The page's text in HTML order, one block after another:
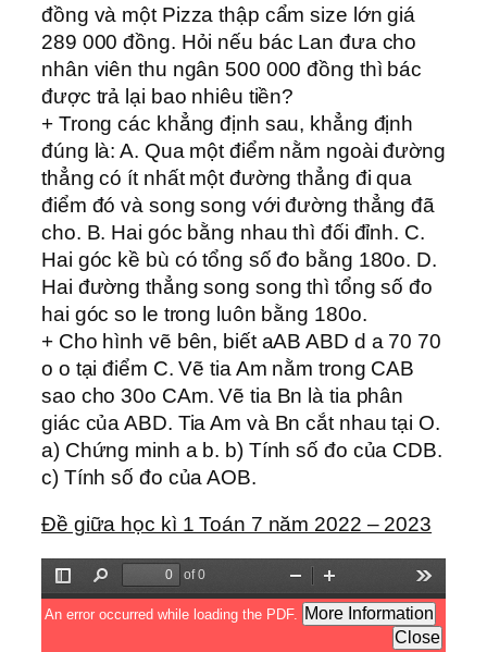
đồng và một Pizza thập cẩm size lớn giá
289 000 đồng. Hỏi nếu bác Lan đưa cho
nhân viên thu ngân 500 000 đồng thì bác
được trả lại bao nhiêu tiền?
+ Trong các khẳng định sau, khẳng định
đúng là: A. Qua một điểm nằm ngoài đường
thẳng có ít nhất một đường thẳng đi qua
điểm đó và song song với đường thẳng đã
cho. B. Hai góc bằng nhau thì đối đỉnh. C.
Hai góc kề bù có tổng số đo bằng 180o. D.
Hai đường thẳng song song thì tổng số đo
hai góc so le trong luôn bằng 180o.
+ Cho hình vẽ bên, biết aAB ABD d a 70 70
o o tại điểm C. Vẽ tia Am nằm trong CAB
sao cho 30o CAm. Vẽ tia Bn là tia phân
giác của ABD. Tia Am và Bn cắt nhau tại O.
a) Chứng minh a b. b) Tính số đo của CDB.
c) Tính số đo của AOB.
Đề giữa học kì 1 Toán 7 năm 2022 – 2023